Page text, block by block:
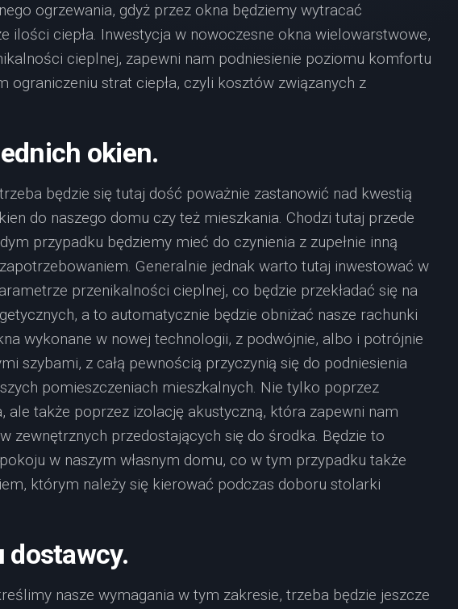
ogrzewania, gdyż przez okna będziemy wytracać
ilości ciepła. Inwestycja w nowoczesne okna wielowarstwowe,
cieplnej, zapewni nam podniesienie poziomu komfortu
ograniczeniu strat ciepła, czyli kosztów związanych z
okien.
będzie się tutaj dość poważnie zastanowić nad kwestią
do naszego domu czy też mieszkania. Chodzi tutaj przede
przypadku będziemy mieć do czynienia z zupełnie inną
Generalnie jednak warto tutaj inwestować w
przenikalności cieplnej, co będzie przekładać się na
a to automatycznie będzie obniżać nasze rachunki
wykonane w nowej technologii, z podwójnie, albo i potrójnie
szybami, z całą pewnością przyczynią się do podniesienia
pomieszczeniach mieszkalnych. Nie tylko poprzez
ale także poprzez izolację akustyczną, która zapewni nam
zewnętrznych przedostających się do środka. Będzie to
w naszym własnym domu, co w tym przypadku także
którym należy się kierować podczas doboru stolarki
dostawcy.
nasze wymagania w tym zakresie, trzeba będzie jeszcze